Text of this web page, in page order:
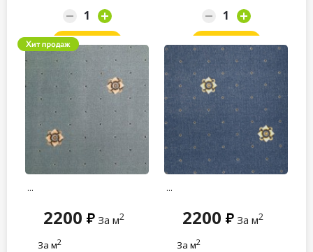
Заказать
...
2200 За м2
За м2
...
2200 За м2
За м2